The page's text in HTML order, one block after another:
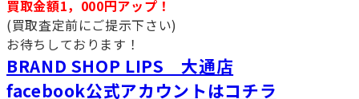
買取金額1，000円アップ！
(買取査定前にご提示下さい)
お待ちしております！
BRAND SHOP LIPS 大通店
facebook公式アカウントはコチラ